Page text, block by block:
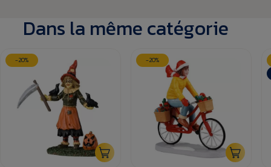
Dans la même catégorie
-20% -20%